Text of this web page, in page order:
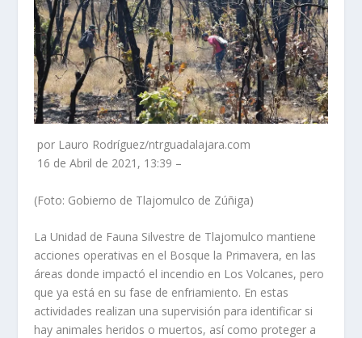
por Lauro Rodríguez/ntrguadalajara.com
16 de Abril de 2021, 13:39 –
(Foto: Gobierno de Tlajomulco de Zúñiga)
La Unidad de Fauna Silvestre de Tlajomulco mantiene
acciones operativas en el Bosque la Primavera, en las
áreas donde impactó el incendio en Los Volcanes, pero
que ya está en su fase de enfriamiento. En estas
actividades realizan una supervisión para identificar si
hay animales heridos o muertos, así como proteger a